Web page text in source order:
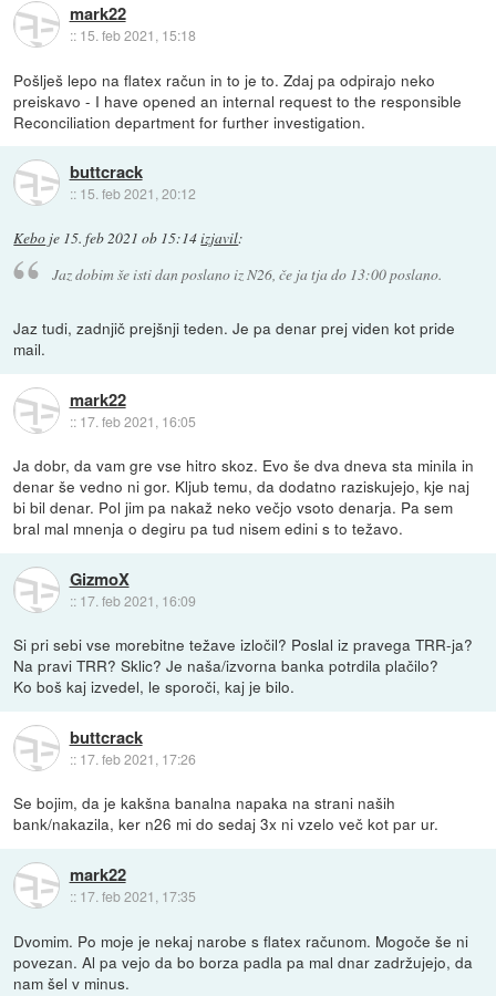
mark22
:: 15. feb 2021, 15:18
Pošlješ lepo na flatex račun in to je to. Zdaj pa odpirajo neko
preiskavo - I have opened an internal request to the responsible
Reconciliation department for further investigation.
buttcrack
:: 15. feb 2021, 20:12
Kebo je 15. feb 2021 ob 15:14izjavil:
Jaz dobim še isti dan poslano iz N26, če ja tja do 13:00 poslano.
Jaz tudi, zadnjič prejšnji teden. Je pa denar prej viden kot pride
mail.
mark22
:: 17. feb 2021, 16:05
Ja dobr, da vam gre vse hitro skoz. Evo še dva dneva sta minila in
denar še vedno ni gor. Kljub temu, da dodatno raziskujejo, kje naj
bi bil denar. Pol jim pa nakaž neko večjo vsoto denarja. Pa sem
bral mal mnenja o degiru pa tud nisem edini s to težavo.
GizmoX
:: 17. feb 2021, 16:09
Si pri sebi vse morebitne težave izločil? Poslal iz pravega TRR-ja?
Na pravi TRR? Sklic? Je naša/izvorna banka potrdila plačilo?
Ko boš kaj izvedel, le sporoči, kaj je bilo.
buttcrack
:: 17. feb 2021, 17:26
Se bojim, da je kakšna banalna napaka na strani naših
bank/nakazila, ker n26 mi do sedaj 3x ni vzelo več kot par ur.
mark22
:: 17. feb 2021, 17:35
Dvomim. Po moje je nekaj narobe s flatex računom. Mogoče še ni
povezan. Al pa vejo da bo borza padla pa mal dnar zadržujejo, da
nam šel v minus.